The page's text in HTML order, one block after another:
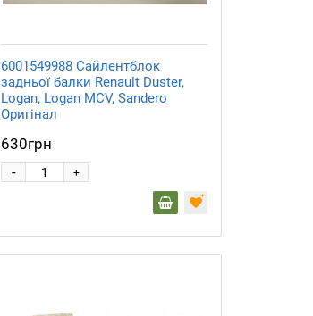
6001549988 Сайлентблок
задньої балки Renault Duster,
Logan, Logan MCV, Sandero
Оригінал
630грн
+
-